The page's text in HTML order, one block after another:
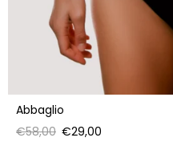
Abbaglio
Prezzo
€58,00 Prezzo
€29,00